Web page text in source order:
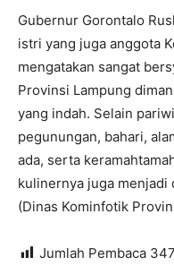
Gubernur Gorontalo
istri yang juga anggota
mengatakan sangat
Provinsi Lampung
yang indah. Selain
pegunungan, bahari,
ada, serta
kulinernya juga menjadi
(Dinas Kominfotik
Jumlah Pembaca 347